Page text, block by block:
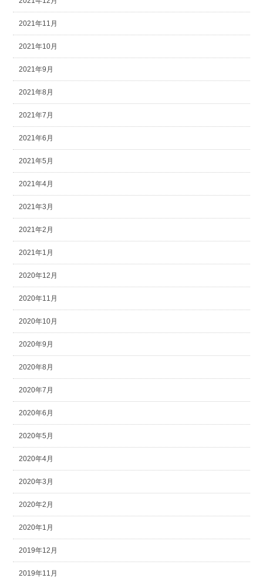
2021年11月
2021年10月
2021年9月
2021年8月
2021年7月
2021年6月
2021年5月
2021年4月
2021年3月
2021年2月
2021年1月
2020年12月
2020年11月
2020年10月
2020年9月
2020年8月
2020年7月
2020年6月
2020年5月
2020年4月
2020年3月
2020年2月
2020年1月
2019年12月
2019年11月